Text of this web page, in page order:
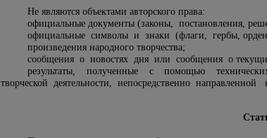
Не являются объектами авторского права:
официальные документы (законы, постановления,
официальные символы и знаки (флаги, гербы,
произведения народного творчества;
сообщения о новостях дня или сообщения о
результаты, полученные с помощью технических
творческой деятельности, непосредственно направленной